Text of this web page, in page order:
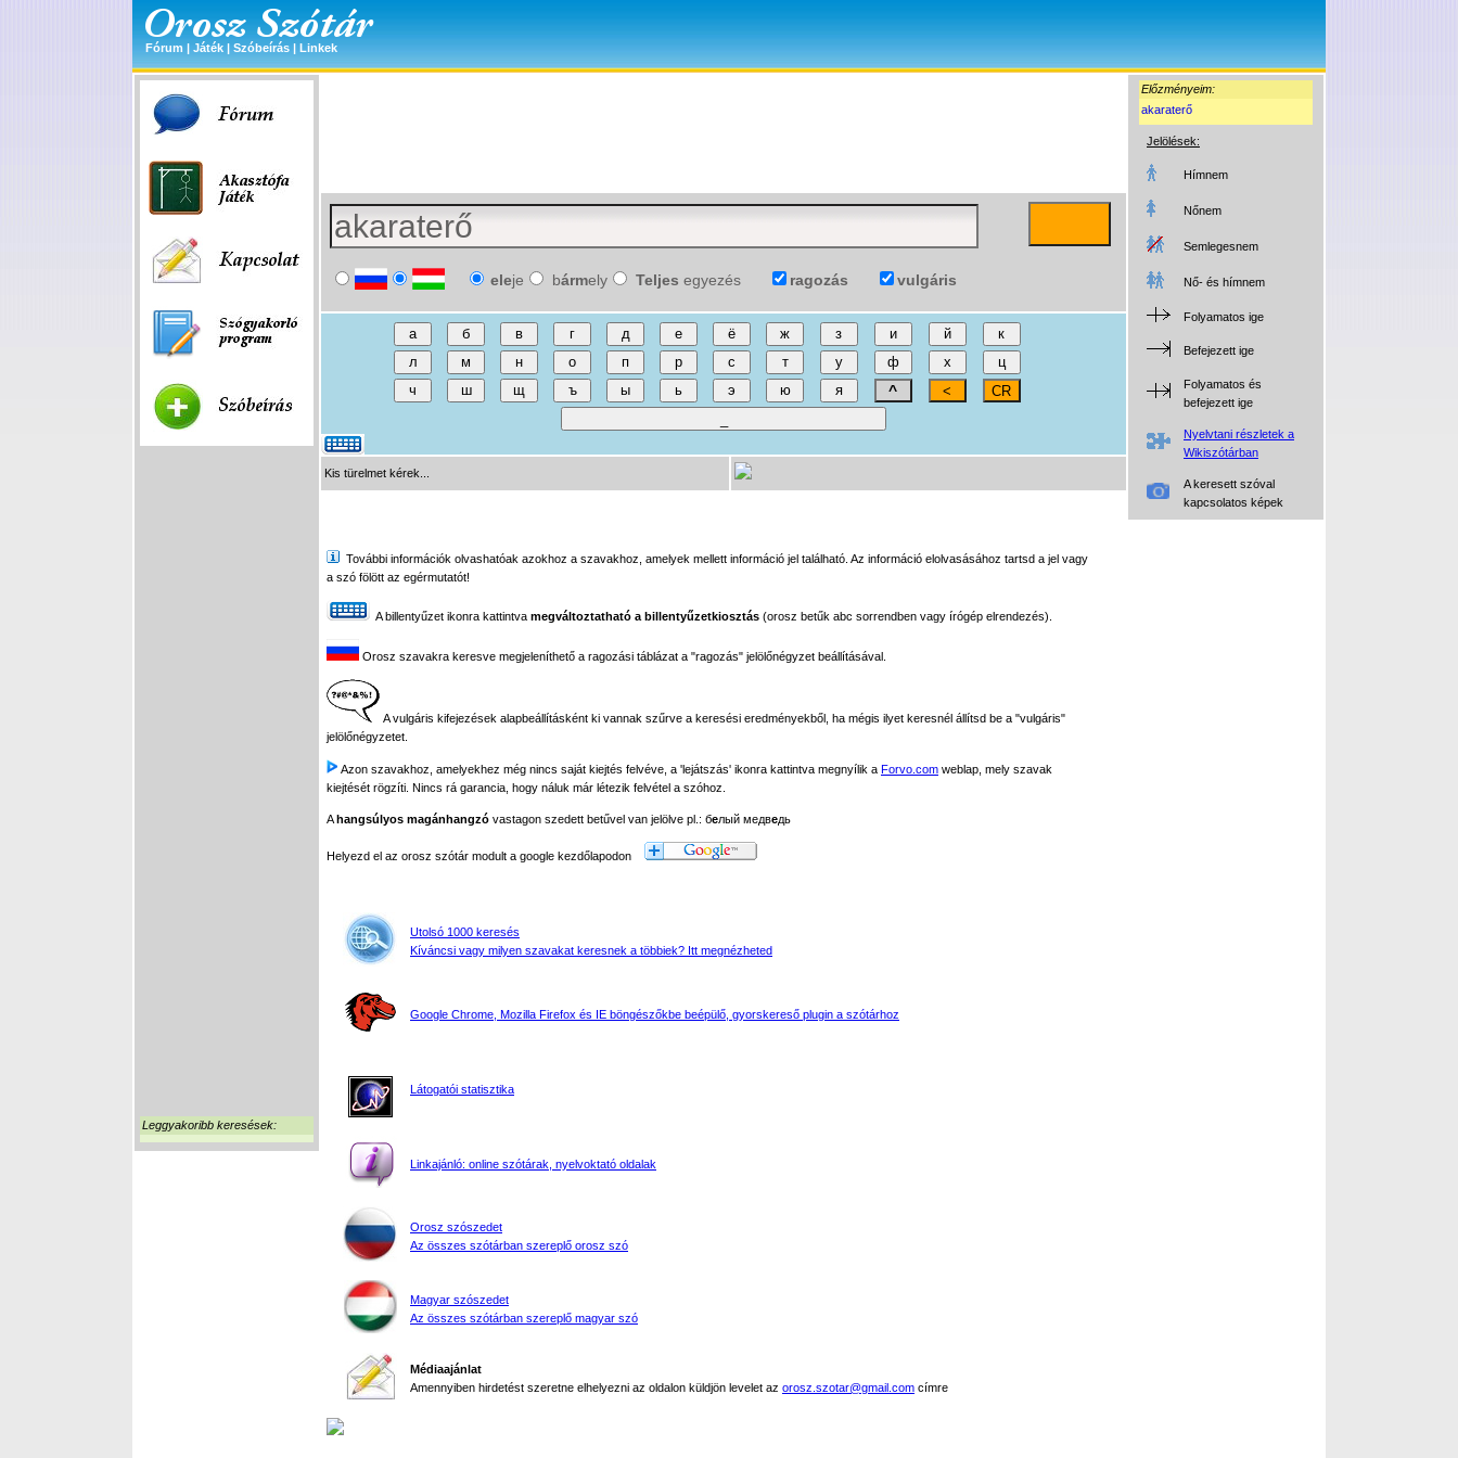
Fórum | Játék | Szóbeírás | Linkek
Előzményeim:
akaraterő
Jelölések:
Hímnem
Nőnem
Semlegesnem
Nő- és hímnem
Folyamatos ige
Befejezett ige
Folyamatos és
befejezett ige
Nyelvtani részletek a
Wikiszótárban
A keresett szóval
kapcsolatos képek
Leggyakoribb keresések:
eleje bármely Teljes egyezés ragozás vulgáris
Kis türelmet kérek...
További információk olvashatóak azokhoz a szavakhoz, amelyek mellett információ jel található. Az információ elolvasásához tartsd a jel vagy
a szó fölött az egérmutatót!
A billentyűzet ikonra kattintva megváltoztatható a billentyűzetkiosztás (orosz betűk abc sorrendben vagy írógép elrendezés).
Orosz szavakra keresve megjeleníthető a ragozási táblázat a "ragozás" jelölőnégyzet beállításával.
A vulgáris kifejezések alapbeállításként ki vannak szűrve a keresési eredményekből, ha mégis ilyet keresnél állítsd be a "vulgáris"
jelölőnégyzetet.
Azon szavakhoz, amelyekhez még nincs saját kiejtés felvéve, a 'lejátszás' ikonra kattintva megnyílik a Forvo.com weblap, mely szavak
kiejtését rögzíti. Nincs rá garancia, hogy náluk már létezik felvétel a szóhoz.
Ahangsúlyos magánhangzó vastagon szedett betűvel van jelölve pl.: белый медведь
Helyezd el az orosz szótár modult a google kezdőlapodon
Utolsó 1000 keresés
Kíváncsi vagy milyen szavakat keresnek a többiek? Itt megnézheted
Google Chrome, Mozilla Firefox és IE böngészőkbe beépülő, gyorskereső plugin a szótárhoz
Látogatói statisztika
Linkajánló: online szótárak, nyelvoktató oldalak
Orosz szószedet
Az összes szótárban szereplő orosz szó
Magyar szószedet
Az összes szótárban szereplő magyar szó
Médiaajánlat
Amennyiben hirdetést szeretne elhelyezni az oldalon küldjön levelet az orosz.szotar@gmail.com címre